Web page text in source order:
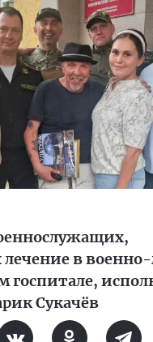
в
госпитале,
Сукачёв